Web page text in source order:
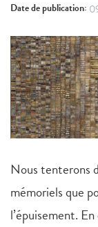
Date de publication:
Nous tenterons
mémoriels que
l’épuisement.